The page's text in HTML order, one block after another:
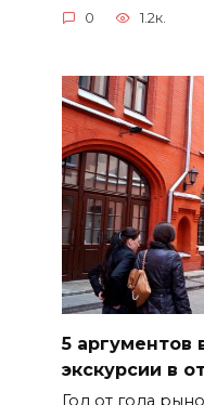
0 1.2к.
5 аргументов
экскурсии в
Год от года